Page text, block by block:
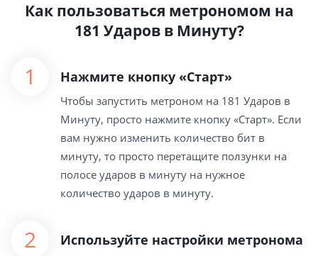
Как пользоваться метрономом на
181 Ударов в Минуту?
Нажмите кнопку «Старт»
Чтобы запустить метроном на 181 Ударов в
Минуту, просто нажмите кнопку «Старт». Если
вам нужно изменить количество бит в
минуту, то просто перетащите ползунки на
полосе ударов в минуту на нужное
количество ударов в минуту.
Используйте настройки метронома